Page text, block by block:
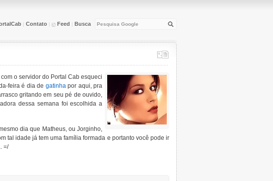
| Contato | Feed | Busca
o servidor do Portal Cab esqueci
feira é dia de gatinhapor aqui, pra
gritando em seu pé de ouvido,
dessa semana foi escolhida a
dia que Matheus, ou Jorginho,
tal idade já tem uma família formada e portanto você pode ir
=/